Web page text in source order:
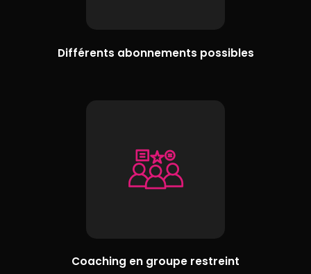
Différents abonnements possibles
Coaching en groupe restreint